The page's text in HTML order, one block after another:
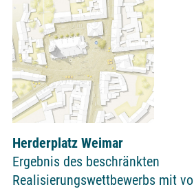
Herderplatz Weimar
Ergebnis des beschränkten
Realisierungswettbewerbs mit